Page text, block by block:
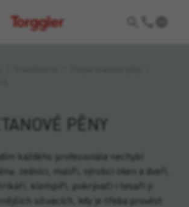
Torggler
PĚNY
každého profesionála nechybí
zedníci, malíři, výrobci oken a dveří,
klempíři, pokrývači i tesaři ji
situacích, kdy je třeba provést